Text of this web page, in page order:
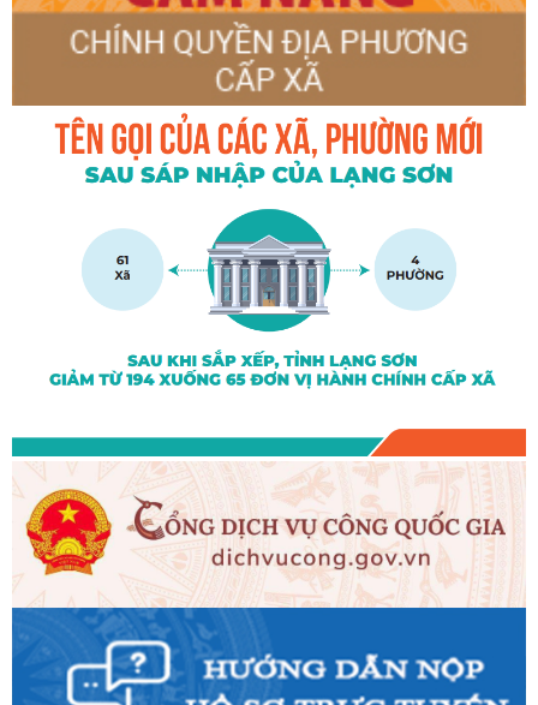
KHAI CHIẾN DỊCH 90 NGYAF LÀM SẠCH, LÀM GIÀU, CHUẨN
HÓA DỮ LIỆU CỦA 12 CƠ SỞ DỮ LIỆU CHUYÊN NGÀNH Y
TẾ XÃ NĂM 2026 TRÊN ĐỊA BÀN XÃ.
TỔ ĐẠI BIỂU SỐ 2 HĐND XÃ TỔ CHỨC HỘI NGHỊ TIẾP XÚC
CỬ TRI , SAU KỲ HỌP THƯỜNG LỆ GIỮA NĂM 2026 ĐỐI VỚI
CỬ TRI CỤM THÔN ĐOÀN KẾT VÀ THÔN NÀ LÀNG
HỘI NGHỊ TIẾP XÚC CỬ TRI ĐỊNH KỲ, SAU KỲ HỌP THƯỜNG
LỆ GIỮA NĂM 2026 CỦA TỔ ĐẠI BIỂU SỐ 5 HĐND TỈNH
LẠNG SƠN